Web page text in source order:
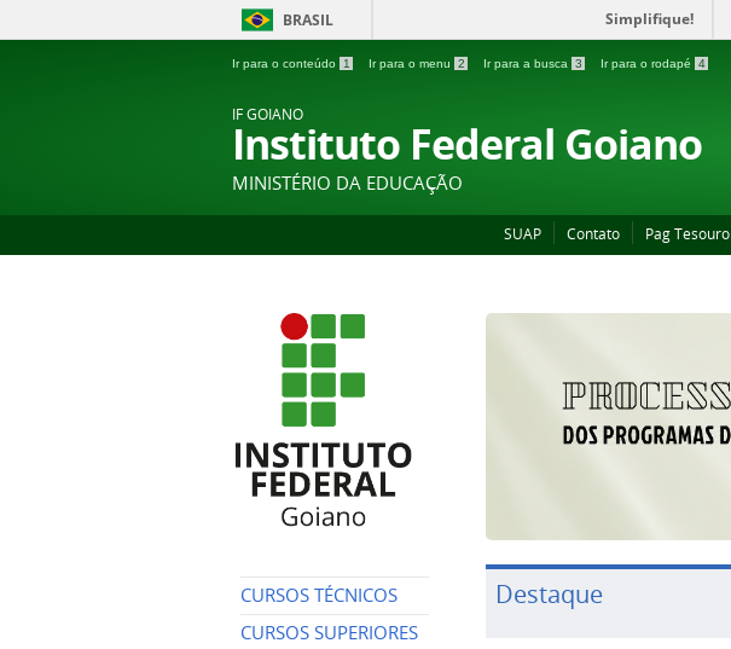
BRASIL Simplifique!
Ir para o conteúdo 1 Ir para o menu 2 Ir para a busca 3 Ir para o rodapé 4
IF GOIANO
Instituto Federal Goiano
MINISTÉRIO DA EDUCAÇÃO
SUAP Contato Pag Tesouro
CURSOS TÉCNICOS
CURSOS SUPERIORES
Destaque